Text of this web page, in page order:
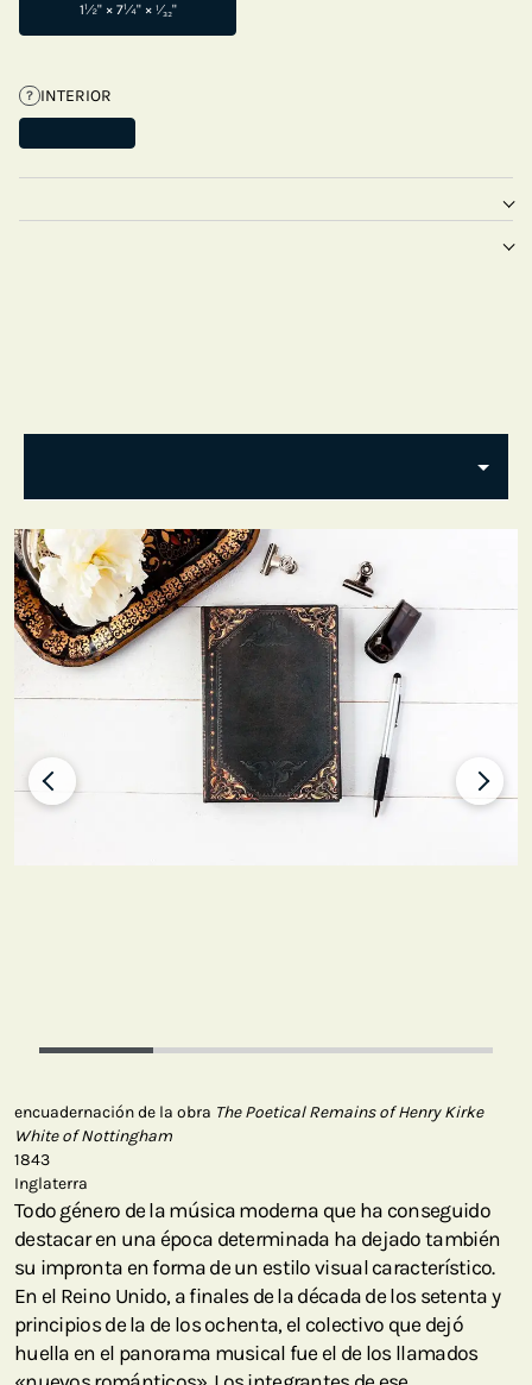
1½" × 7¼" × ¹⁄₃₂"
? INTERIOR
encuadernación de la obra The Poetical Remains of Henry Kirke
White of Nottingham
1843
Inglaterra
Todo género de la música moderna que ha conseguido
destacar en una época determinada ha dejado también
su impronta en forma de un estilo visual característico.
En el Reino Unido, a finales de la década de los setenta y
principios de la de los ochenta, el colectivo que dejó
huella en el panorama musical fue el de los llamados